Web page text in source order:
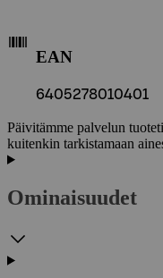
EAN
6405278010401
Päivitämme palvelun
kuitenkin tarkistamaan
Ominaisuudet